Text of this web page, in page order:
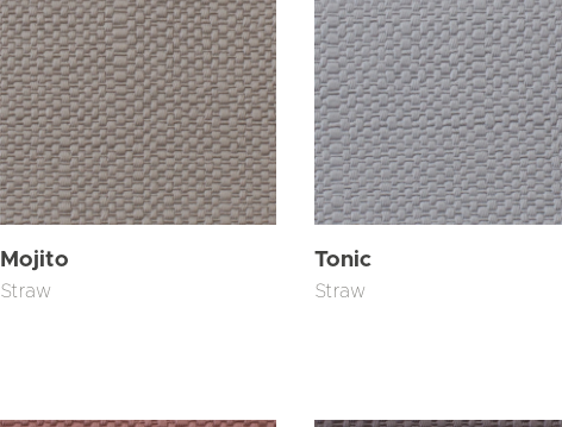
Mojito
Straw
Tonic
Straw